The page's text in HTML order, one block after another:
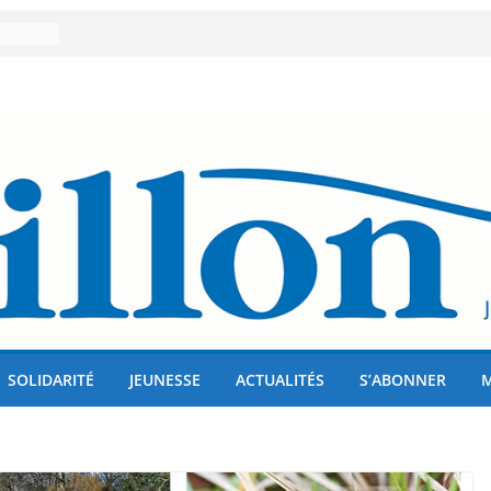
!
SOLIDARITÉ JEUNESSE ACTUALITÉS S’ABONNER